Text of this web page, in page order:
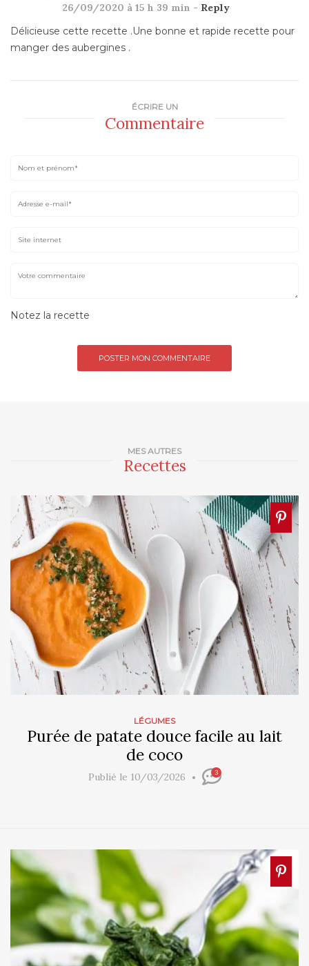
MES AUTRES
Recettes
LÉGUMES
Purée de patate douce facile au lait
de coco
Publié le 10/03/2026 3
26/09/2020 à 15 h 39 min - Reply
Délicieuse cette recette .Une bonne et rapide recette pour
manger des aubergines .
ÉCRIRE UN
Commentaire
Notez la recette